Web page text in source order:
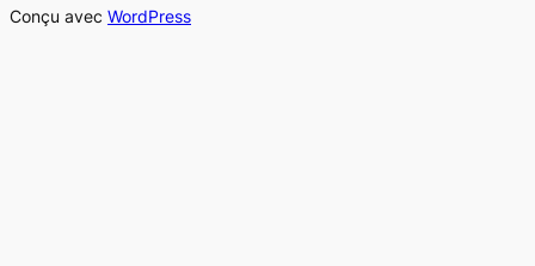
Conçu avec WordPress